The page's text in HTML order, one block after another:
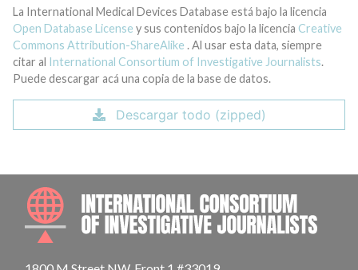
La International Medical Devices Database está bajo la licencia
Open Database License y sus contenidos bajo la licencia Creative
Commons Attribution-ShareAlike . Al usar esta data, siempre
citar al International Consortium of Investigative Journalists.
Puede descargar acá una copia de la base de datos.
Descargar todo (zipped)